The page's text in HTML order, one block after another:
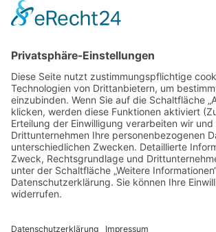
Jedes Kind wertschätzen!
Artikel
Artikel 2018
Artikel 2017
Artikel 2016
Artikel 2015
Artikel 2014
Artikel 2013
Artikel 2012
Artikel bis 2011
Artikel zum Download - Religion
Artikel zum Download
Autorenrunden